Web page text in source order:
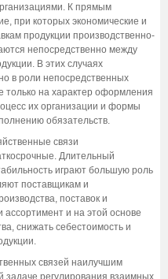
К прямым
при которых экономические и
продукции производственно-
непосредственно между
В этих случаях
в роли непосредственных
только на характер оформления
их организации и формы
обязательств.
связи
Длительный
играют большую роль
поставщикам и
поставок и
ассортимент и на этой основе
снижать себестоимость и
связей наилучшим
задаче регулирования взаимных